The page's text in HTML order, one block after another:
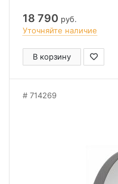
18 790 руб.
Уточняйте наличие
В корзину
714269